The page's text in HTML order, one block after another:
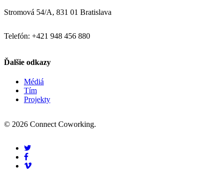
Stromová 54/A, 831 01 Bratislava
Telefón: +421 948 456 880
Ďalšie odkazy
Médiá
Tím
Projekty
© 2026 Connect Coworking.